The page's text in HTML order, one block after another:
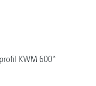
KWM 600*